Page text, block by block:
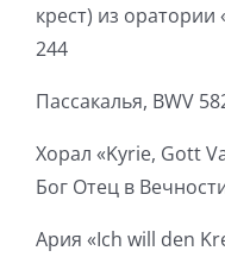
крест) из
244
Пассакалья, BWV
Хорал «Kyrie, Gott
Бог Отец в
Ария «Ich will den